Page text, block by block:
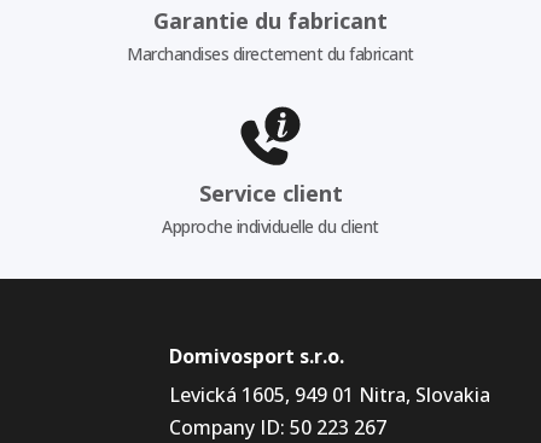
Garantie du fabricant
Marchandises directement du fabricant
Service client
Approche individuelle du client
Domivosport s.r.o.
Levická 1605, 949 01 Nitra, Slovakia
Company ID: 50 223 267